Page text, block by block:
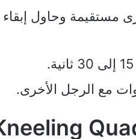
وحاول إبقاء
مع الرجل الأخرى.